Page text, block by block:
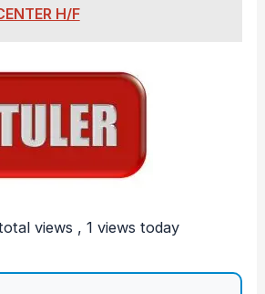
H/F
views , 1 views today